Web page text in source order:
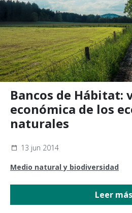
Bancos de Hábitat:
económica de los
naturales
13 jun 2014
Medio natural y biodiversidad
Leer más